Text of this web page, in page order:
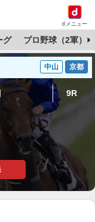
dメニュー
グ プロ野球（2軍）
中山 京都
9R